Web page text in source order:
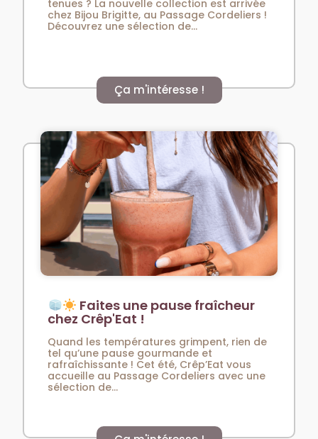
tenues ? La nouvelle collection est arrivée
chez Bijou Brigitte, au Passage Cordeliers !
Découvrez une sélection de...
Ça m'intéresse !
Faites une pause fraîcheur
chez Crêp'Eat !
Quand les températures grimpent, rien de
tel qu’une pause gourmande et
rafraîchissante ! Cet été, Crêp’Eat vous
accueille au Passage Cordeliers avec une
sélection de...